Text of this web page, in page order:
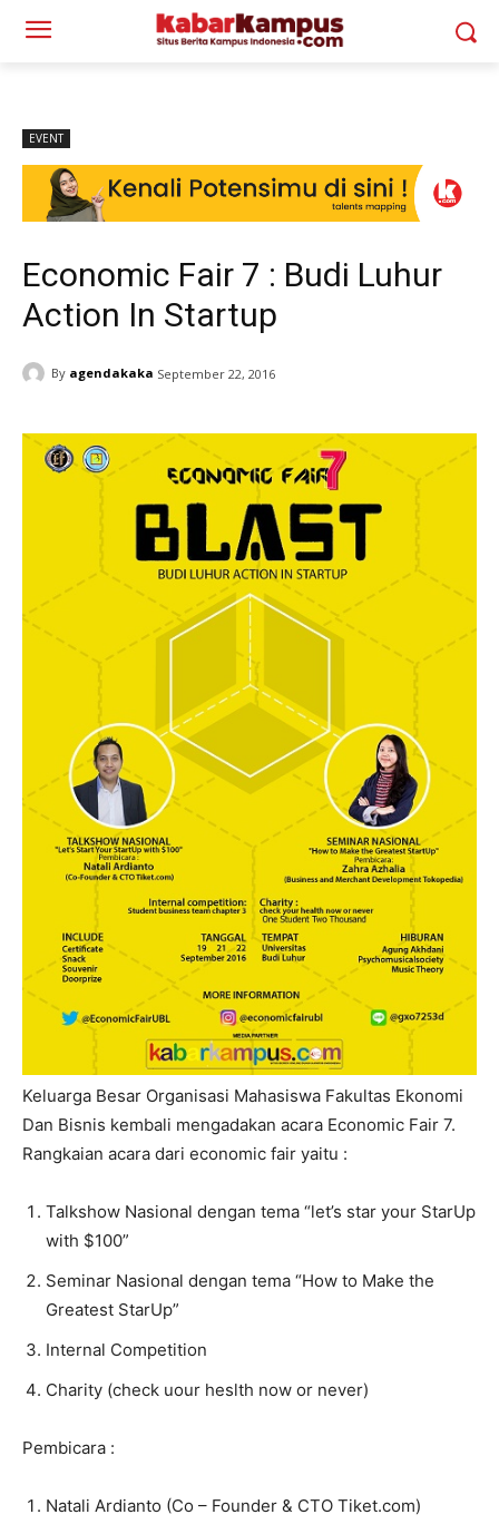
EVENT
Economic Fair 7 : Budi Luhur
Action In Startup
By agendakaka September 22, 2016
Keluarga Besar Organisasi Mahasiswa Fakultas Ekonomi
Dan Bisnis kembali mengadakan acara Economic Fair 7.
Rangkaian acara dari economic fair yaitu :
Talkshow Nasional dengan tema “let’s star your StarUp
with $100”
Seminar Nasional dengan tema “How to Make the
Greatest StarUp”
Internal Competition
Charity (check uour heslth now or never)
Pembicara :
Natali Ardianto (Co – Founder & CTO Tiket.com)